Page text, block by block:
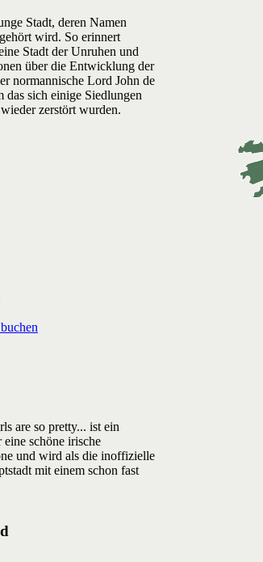
Stadt, deren Namen
wird. So erinnert
Stadt der Unruhen und
über die Entwicklung der
normannische Lord John de
das sich einige Siedlungen
zerstört wurden.
are so pretty... ist ein
schöne irische
und wird als die inoffizielle
mit einem schon fast